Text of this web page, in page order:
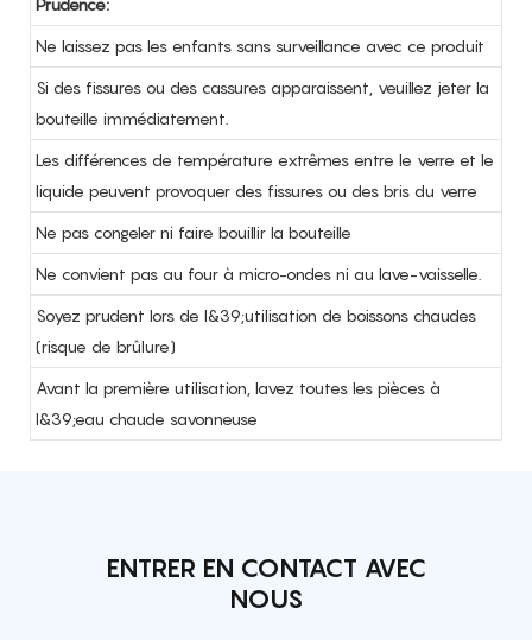
Ne laissez pas les enfants sans surveillance avec ce produit
Si des fissures ou des cassures apparaissent, veuillez jeter la
bouteille immédiatement.
Les différences de température extrêmes entre le verre et le
liquide peuvent provoquer des fissures ou des bris du verre
Ne pas congeler ni faire bouillir la bouteille
Ne convient pas au four à micro-ondes ni au lave-vaisselle.
Soyez prudent lors de l&39;utilisation de boissons chaudes
(risque de brûlure)
Avant la première utilisation, lavez toutes les pièces à
l&39;eau chaude savonneuse
ENTRER EN CONTACT AVEC
NOUS